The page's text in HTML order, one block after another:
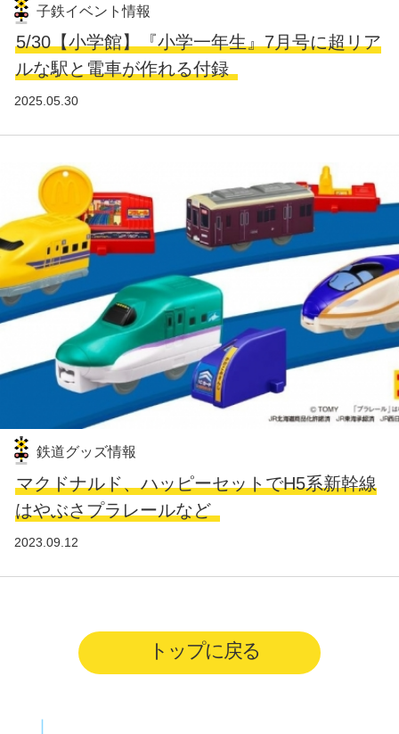
子鉄イベント情報
5/30【小学館】『小学一年生』7月号に超リア
ルな駅と電車が作れる付録
2025.05.30
鉄道グッズ情報
マクドナルド、ハッピーセットでH5系新幹線
はやぶさプラレールなど
2023.09.12
トップに戻る